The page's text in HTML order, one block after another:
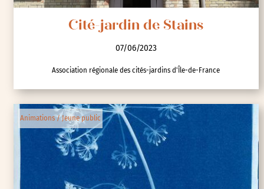
Cité-jardin de Stains
07/06/2023
Association régionale des cités-jardins d'Île-de-France
Animations / Jeune public